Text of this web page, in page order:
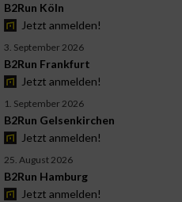
B2Run Köln
Jetzt anmelden!
3. September 2026
B2Run Frankfurt
Jetzt anmelden!
1. September 2026
B2Run Gelsenkirchen
Jetzt anmelden!
25. August 2026
B2Run Hamburg
Jetzt anmelden!